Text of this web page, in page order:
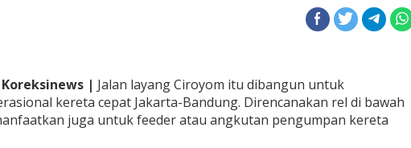
o
n
g
| Jalan layang Ciroyom itu dibangun untuk
kereta cepat Jakarta-Bandung. Direncanakan rel di bawah
juga untuk feeder atau angkutan pengumpan kereta